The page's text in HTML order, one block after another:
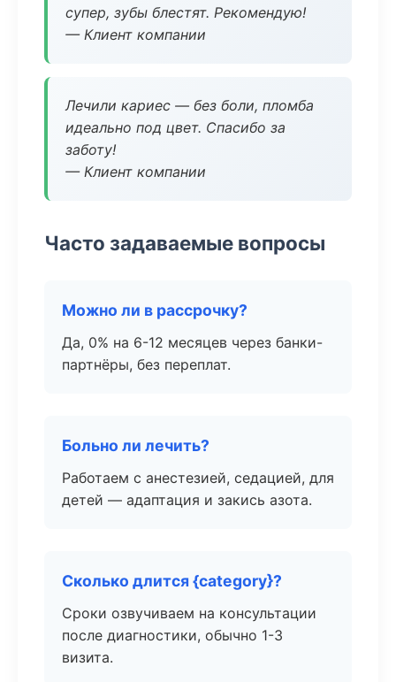
супер, зубы блестят. Рекомендую!
— Клиент компании
Лечили кариес — без боли, пломба
идеально под цвет. Спасибо за
заботу!
— Клиент компании
Часто задаваемые вопросы
Можно ли в рассрочку?
Да, 0% на 6-12 месяцев через банки-
партнёры, без переплат.
Больно ли лечить?
Работаем с анестезией, седацией, для
детей — адаптация и закись азота.
Сколько длится {category}?
Сроки озвучиваем на консультации
после диагностики, обычно 1-3
визита.